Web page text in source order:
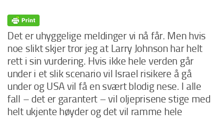
Det er uhyggelige meldinger vi nå får. Men hvis
noe slikt skjer tror jeg at Larry Johnson har helt
rett i sin vurdering. Hvis ikke hele verden går
under i et slik scenario vil Israel risikere å gå
under og USA vil få en svært blodig nese. I alle
fall – det er garantert – vil oljeprisene stige med
helt ukjente høyder og det vil ramme hele